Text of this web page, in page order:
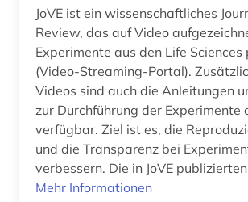
aruba (1)
asch (1)
aschach (1)
asien (4)
astronomische beobachtung (1)
Montenegro (2)
Niederlande (24)
Niedersachsen (4)
Nordamerika (3)
Nordrhein-Westfalen (1)
Norwegen (32)
JoVE ist ein wissenschaftliches
Review, das auf Video
Experimente aus den Life
(Video-Streaming-Portal).
Videos sind auch die Anleitungen
zur Durchführung der Experimente
verfügbar. Ziel ist es, die
und die Transparenz bei
verbessern. Die in JoVE
Mehr Informationen